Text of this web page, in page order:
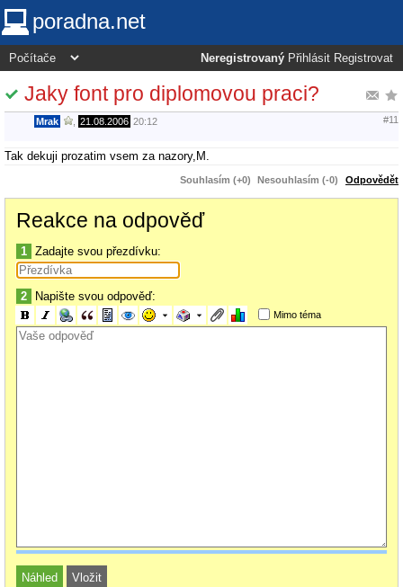
poradna.net
Neregistrovaný Přihlásit Registrovat
Jaky font pro diplomovou praci?
Mrak 21.08.2006 20:12 #11
Tak dekuji prozatim vsem za nazory,M.
Souhlasím (+0) Nesouhlasím (-0) Odpovědět
Reakce na odpověď
1 Zadajte svou přezdívku:
2 Napište svou odpověď:
Mimo téma